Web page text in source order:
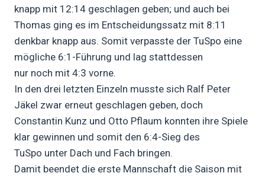
knapp mit 12:14 geschlagen geben; und auch bei
Thomas ging es im Entscheidungssatz mit 8:11
denkbar knapp aus. Somit verpasste der TuSpo eine
mögliche 6:1-Führung und lag stattdessen
nur noch mit 4:3 vorne.
In den drei letzten Einzeln musste sich Ralf Peter
Jäkel zwar erneut geschlagen geben, doch
Constantin Kunz und Otto Pflaum konnten ihre Spiele
klar gewinnen und somit den 6:4-Sieg des
TuSpo unter Dach und Fach bringen.
Damit beendet die erste Mannschaft die Saison mit